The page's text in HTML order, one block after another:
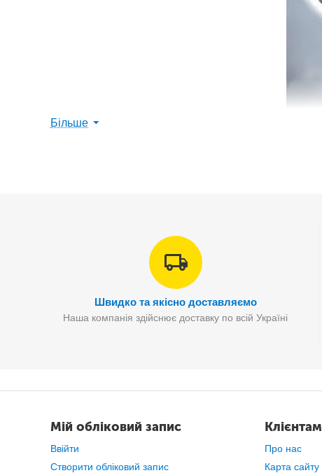
Більше
Швидко та якісно доставляємо
Наша компанія здійснює доставку по всій Україні
Мій обліковий запис
Ввійти
Створити обліковий запис
Клієнтам
Про нас
Карта сайту